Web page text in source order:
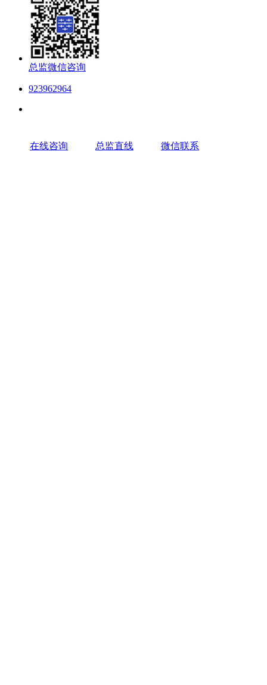
总监微信咨询
923962964
在线咨询 总监直线 微信联系